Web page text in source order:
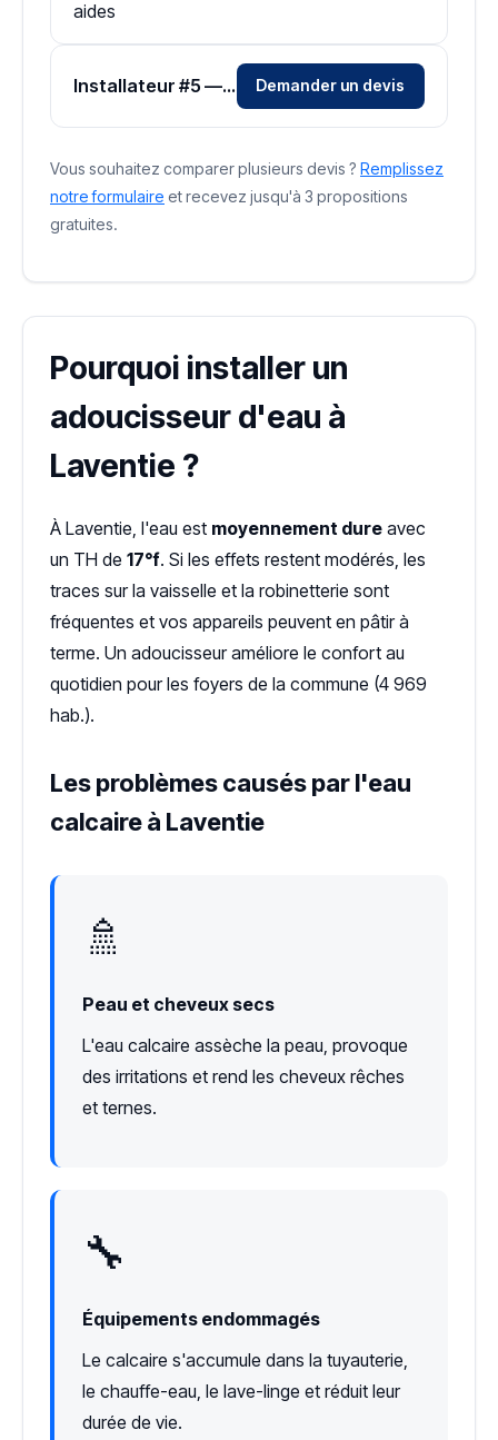
aides
Installateur #5 — Zone Pas-de-Calais Demander un devis
Vous souhaitez comparer plusieurs devis ? Remplissez
notre formulaire et recevez jusqu'à 3 propositions
gratuites.
Pourquoi installer un
adoucisseur d'eau à
Laventie ?
À Laventie, l'eau est moyennement dure avec
un TH de 17°f. Si les effets restent modérés, les
traces sur la vaisselle et la robinetterie sont
fréquentes et vos appareils peuvent en pâtir à
terme. Un adoucisseur améliore le confort au
quotidien pour les foyers de la commune (4 969
hab.).
Les problèmes causés par l'eau
calcaire à Laventie
🚿
Peau et cheveux secs
L'eau calcaire assèche la peau, provoque
des irritations et rend les cheveux rêches
et ternes.
🔧
Équipements endommagés
Le calcaire s'accumule dans la tuyauterie,
le chauffe-eau, le lave-linge et réduit leur
durée de vie.